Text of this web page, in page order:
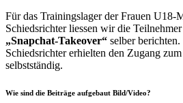
Für das Trainingslager der Frauen U18-
Schiedsrichter liessen wir die
„Snapchat-Takeover“ selber
Schiedsrichter erhielten den Zugang
selbstständig.
Wie sind die Beiträge aufgebaut Bild/Video?